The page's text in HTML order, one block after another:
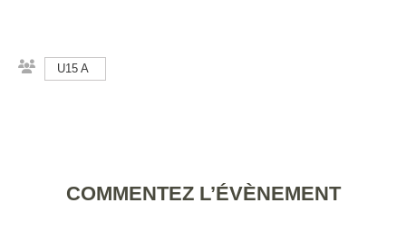
U15 A
COMMENTEZ L’ÉVÈNEMENT